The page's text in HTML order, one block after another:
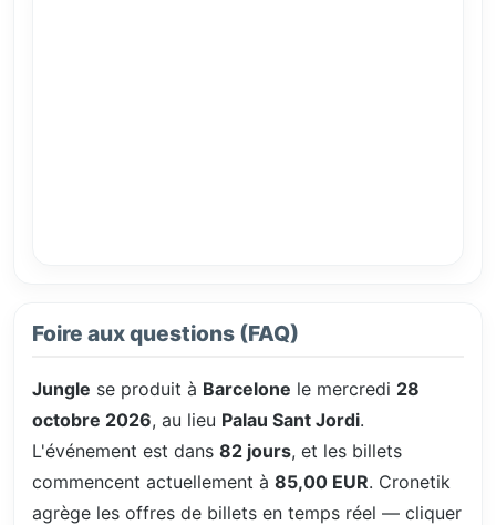
Foire aux questions (FAQ)
Jungle se produit à Barcelone le mercredi 28
octobre 2026, au lieu Palau Sant Jordi.
L'événement est dans 82 jours, et les billets
commencent actuellement à 85,00 EUR. Cronetik
agrège les offres de billets en temps réel — cliquer